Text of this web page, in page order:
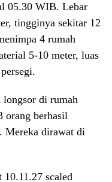
05.30 WIB. Lebar
tingginya sekitar 12
4 rumah
5-10 meter, luas
longsor di rumah
orang berhasil
Mereka dirawat di